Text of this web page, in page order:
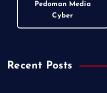
Pedoman Media
Cyber
Recent Posts